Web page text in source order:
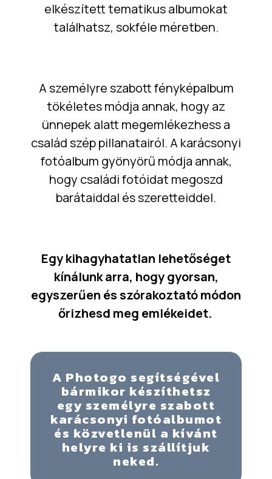
elkészített tematikus albumokat
találhatsz, sokféle méretben.
A személyre szabott fényképalbum
tökéletes módja annak, hogy az
ünnepek alatt megemlékezhess a
család szép pillanatairól. A karácsonyi
fotóalbum gyönyörű módja annak,
hogy családi fotóidat megoszd
barátaiddal és szeretteiddel.
Egy kihagyhatatlan lehetőséget
kínálunk arra, hogy gyorsan,
egyszerűen és szórakoztató módon
őrizhesd meg emlékeidet.
A Photogo segítségével
bármikor készíthetsz
egy személyre szabott
karácsonyi fotóalbumot
és közvetlenül a kívánt
helyre ki is szállítjuk
neked.